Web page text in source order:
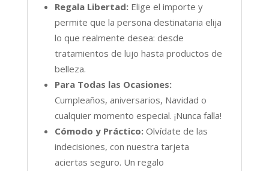
Regala Libertad:Elige el importe y
permite que la persona destinataria elija
lo que realmente desea: desde
tratamientos de lujo hasta productos de
belleza.
Para Todas las Ocasiones:
Cumpleaños, aniversarios, Navidad o
cualquier momento especial. ¡Nunca falla!
Cómodo y Práctico:Olvídate de las
indecisiones, con nuestra tarjeta
aciertas seguro. Un regalo